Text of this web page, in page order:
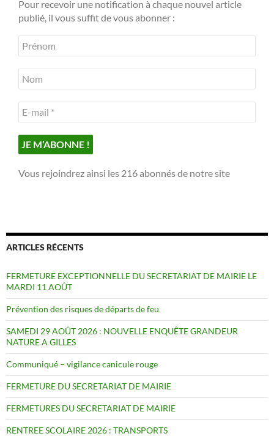
Pour recevoir une notification à chaque nouvel article
publié, il vous suffit de vous abonner :
Vous rejoindrez ainsi les 216 abonnés de notre site
ARTICLES RÉCENTS
FERMETURE EXCEPTIONNELLE DU SECRETARIAT DE MAIRIE LE
MARDI 11 AOÛT
Prévention des risques de départs de feu
SAMEDI 29 AOÛT 2026 : NOUVELLE ENQUÊTE GRANDEUR
NATURE A GILLES
Communiqué – vigilance canicule rouge
FERMETURE DU SECRETARIAT DE MAIRIE
FERMETURES DU SECRETARIAT DE MAIRIE
RENTREE SCOLAIRE 2026 : TRANSPORTS